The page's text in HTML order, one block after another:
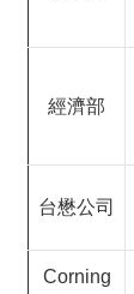
經濟部
台懋公司
Corning